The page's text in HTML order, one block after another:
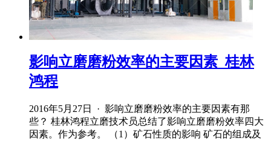
影响立磨磨粉效率的主要因素_桂林
鸿程
2016年5月27日 · 影响立磨磨粉效率的主要因素有那
些？ 桂林鸿程立磨技术员总结了影响立磨磨粉效率四大
因素。作为参考。 （1）矿石性质的影响 矿石的组成及